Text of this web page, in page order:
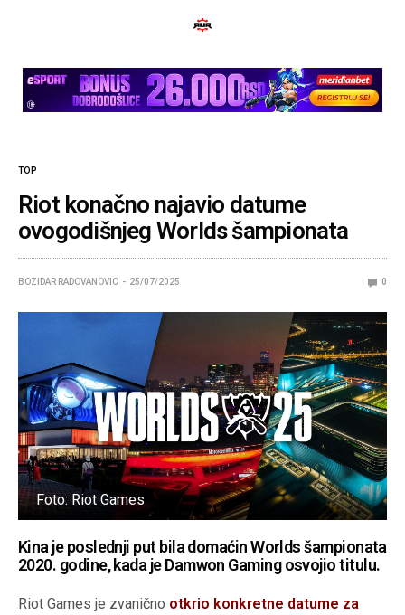
TOP
Riot konačno najavio datume
ovogodišnjeg Worlds šampionata
BOZIDAR RADOVANOVIC 25/07/2025 0
Foto: Riot Games
Kina je poslednji put bila domaćin Worlds šampionata
2020. godine, kada je Damwon Gaming osvojio titulu.
Riot Games je zvanično otkrio konkretne datume za